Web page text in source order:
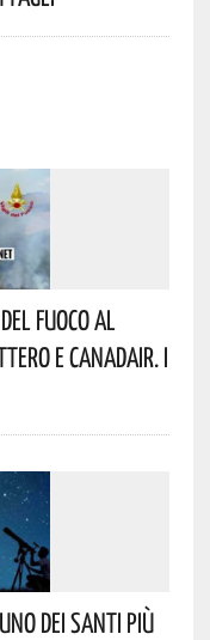
Fuoco Al
E Canadair. I
Dei Santi Più